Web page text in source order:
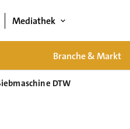
Mediathek
Branche & Markt
DTW